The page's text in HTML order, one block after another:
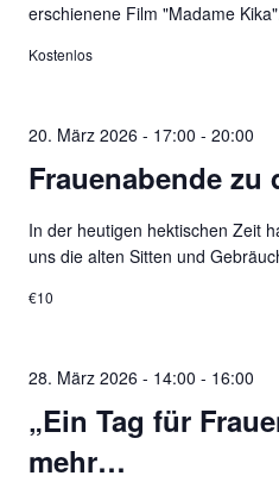
erschienene Film "Madame
Kostenlos
Frauenabende zu
20. März 2026 - 17:00 - 20:00
In der heutigen hektischen Zeit
uns die alten Sitten und
€10
„Ein Tag für
mehr…
28. März 2026 - 14:00 - 16:00